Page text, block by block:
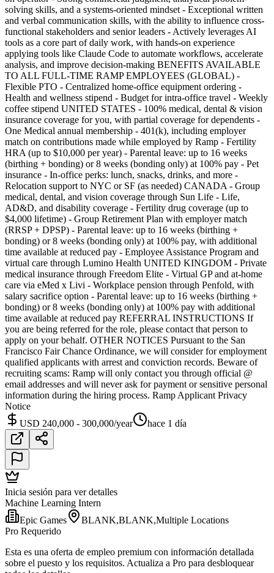
solving skills, and a systems-oriented mindset - Exceptional written
and verbal communication skills, with the ability to influence cross-
functional stakeholders and senior leaders - Actively leverages AI
tools as a core part of daily work, with hands-on experience
applying tools like Claude Code to automate workflows, accelerate
analysis, and improve decision-making BENEFITS AVAILABLE
TO ALL FULL-TIME RAMP EMPLOYEES (GLOBAL) -
Flexible PTO - Centralized home-office equipment ordering -
Health and wellness stipend - Budget for intra-office travel - Weekly
coffee stipend UNITED STATES - 100% medical, dental & vision
insurance coverage for you, with partial coverage for dependents -
One Medical annual membership - 401(k), including employer
match on contributions made while employed by Ramp - Fertility
HRA (up to $10,000 per year) - Parental leave: up to 16 weeks
(birthing + bonding) or 8 weeks (bonding only) at 100% pay - Pet
insurance - In-office perks: lunch, snacks, drinks, and more -
Relocation support to NYC or SF (as needed) CANADA - Group
medical, dental, and vision coverage through Sun Life - Life,
AD&D, and disability coverage - Fertility drug coverage (up to
$4,000 lifetime) - Group Retirement Plan with employer match
(RRSP + DPSP) - Parental leave: up to 16 weeks (birthing +
bonding) or 8 weeks (bonding only) at 100% pay, with additional
time available at reduced pay - Employee Assistance Program and
virtual care through Lumino Health UNITED KINGDOM - Private
medical insurance through Freedom Elite - Virtual GP and at-home
care via eMed x Livi - Workplace pension through Penfold, with
salary sacrifice option - Parental leave: up to 16 weeks (birthing +
bonding) or 8 weeks (bonding only) at 100% pay with additional
time available at reduced pay REFERRAL INSTRUCTIONS If
you are being referred for the role, please contact that person to
apply on your behalf. OTHER NOTICES Pursuant to the San
Francisco Fair Chance Ordinance, we will consider for employment
qualified applicants with arrest and conviction records. Beware of
recruiting scams: Ramp will only contact you through official @
email addresses and will never ask for payment or sensitive personal
information during the hiring process. Ramp Applicant Privacy
Notice
USD 240,000 - 300,000/year
hace 1 día
Inicia sesión para ver detalles
Machine Learning Intern
Epic Games
BLANK,BLANK,Multiple Locations
Pro Requerido
Esta es una oferta de empleo premium con información detallada
sobre el puesto y los requisitos. Actualiza a Pro para desbloquear